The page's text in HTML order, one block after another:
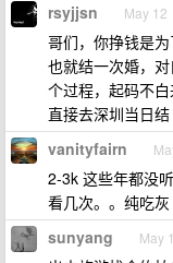
rsyjjsn May 12
哥们，你挣钱是
也就结一次婚，
个过程，起码不
直接去深圳当日结
vanityfairn
2-3k 这些年都没
看几次。。纯吃灰
sunyang May